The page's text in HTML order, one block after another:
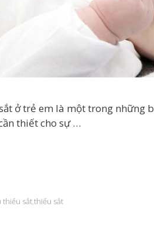
ở trẻ em là một trong những
thiết cho sự …
thiếu sắt,thiếu sắt